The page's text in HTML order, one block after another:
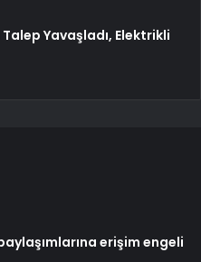
Yavaşladı, Elektrikli
erişim engeli